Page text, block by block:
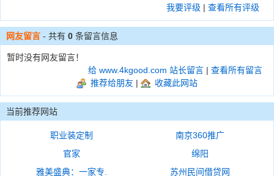
我要评级 | 查看所有评级
网友留言 - 共有 0 条留言信息
暂时没有网友留言！
给 www.4kgood.com 站长留言 | 查看所有留言
推荐给朋友 | 收藏此网站
当前推荐网站
职业装定制
南京360推广
官家
绵阳
雅美盛典：一家专.
苏州民间借贷网